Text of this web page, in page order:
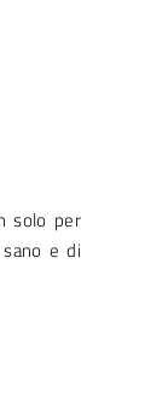
solo per
e di